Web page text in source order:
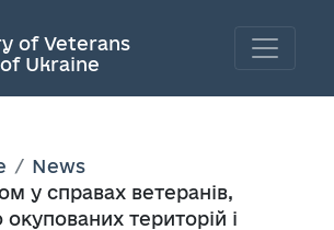
of Veterans
Ukraine
News
у справах ветеранів,
територій і